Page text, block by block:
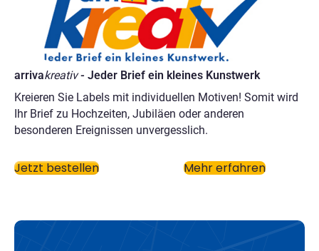
arrivakreativ - Jeder Brief ein kleines Kunstwerk
Kreieren Sie Labels mit individuellen Motiven! Somit wird
Ihr Brief zu Hochzeiten, Jubiläen oder anderen
besonderen Ereignissen unvergesslich.
Jetzt bestellen Mehr erfahren